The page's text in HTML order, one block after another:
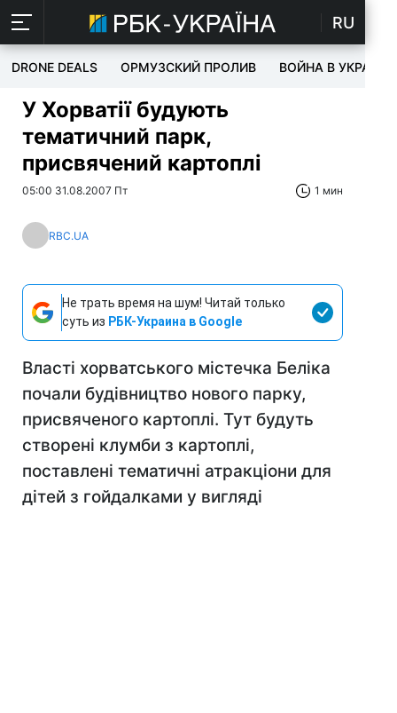
RU
DRONE DEALS ОРМУЗСКИЙ ПРОЛИВ ВОЙНА В УКРАИНЕ
У Хорватії будують
тематичний парк,
присвячений картоплі
05:00 31.08.2007 Пт 1 мин
RBC.UA
Не трать время на шум! Читай только
суть из РБК-Украина в Google
Власті хорватського містечка Беліка
почали будівництво нового парку,
присвяченого картоплі. Тут будуть
створені клумби з картоплі,
поставлені тематичні атракціони для
дітей з гойдалками у вигляді